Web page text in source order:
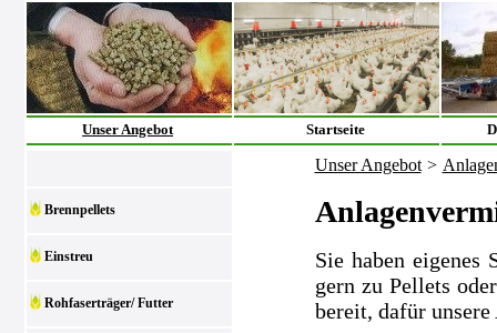
Unser Angebot Startseite
Brennpellets
Einstreu
Rohfaserträger/ Futter
Unser Angebot >
Sie haben eigenes
gern zu Pellets
bereit, dafür